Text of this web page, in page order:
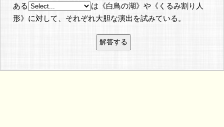
ある
は《白鳥の湖》や《くるみ割り人
形》に対して、それぞれ大胆な演出を試みている。